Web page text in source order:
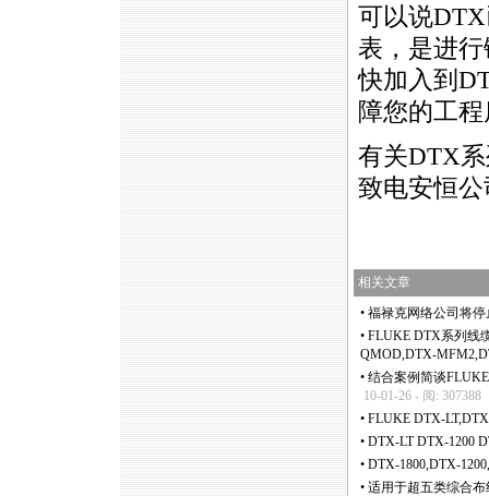
可以说
表，是进
快加入到
障您的工
有关DTX
致电安恒公
相关文章
• 福禄克网络公司将停
• FLUKE DTX系列线
QMOD,DTX-
• 结合案例简谈
10-01-26 - 阅: 307388
• FLUKE DTX-
• DTX-LT DTX-1200
• DTX-1800,DTX-
• 适用于超五类综合